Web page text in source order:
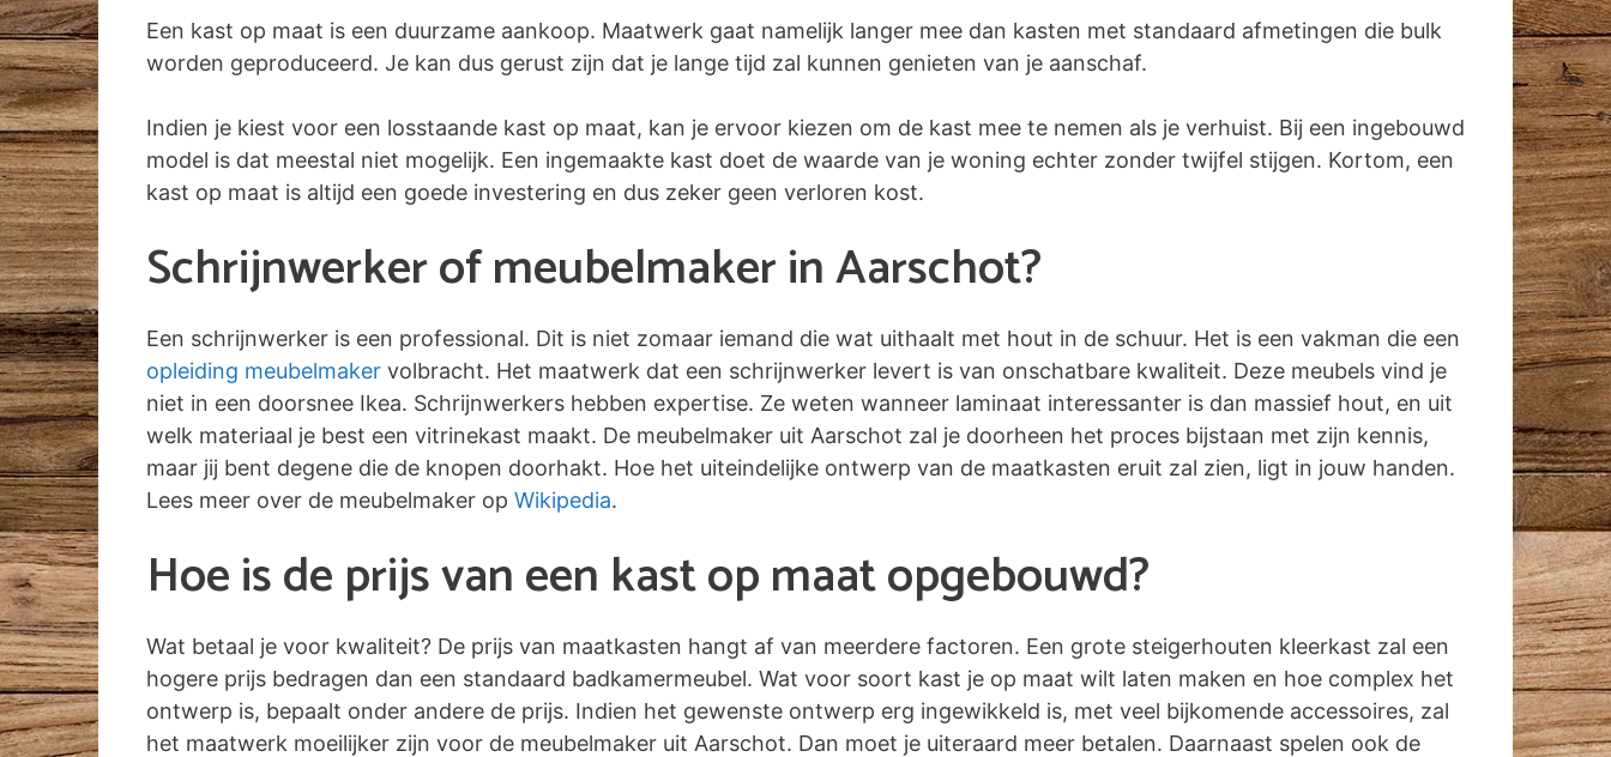
Een kast op maat is een duurzame aankoop. Maatwerk gaat namelijk langer mee dan kasten met standaard afmetingen die bulk
worden geproduceerd. Je kan dus gerust zijn dat je lange tijd zal kunnen genieten van je aanschaf.
Indien je kiest voor een losstaande kast op maat, kan je ervoor kiezen om de kast mee te nemen als je verhuist. Bij een ingebouwd
model is dat meestal niet mogelijk. Een ingemaakte kast doet de waarde van je woning echter zonder twijfel stijgen. Kortom, een
kast op maat is altijd een goede investering en dus zeker geen verloren kost.
Schrijnwerker of meubelmaker in Aarschot?
Een schrijnwerker is een professional. Dit is niet zomaar iemand die wat uithaalt met hout in de schuur. Het is een vakman die een
opleiding meubelmaker volbracht. Het maatwerk dat een schrijnwerker levert is van onschatbare kwaliteit. Deze meubels vind je
niet in een doorsnee Ikea. Schrijnwerkers hebben expertise. Ze weten wanneer laminaat interessanter is dan massief hout, en uit
welk materiaal je best een vitrinekast maakt. De meubelmaker uit Aarschot zal je doorheen het proces bijstaan met zijn kennis,
maar jij bent degene die de knopen doorhakt. Hoe het uiteindelijke ontwerp van de maatkasten eruit zal zien, ligt in jouw handen.
Lees meer over de meubelmaker op Wikipedia.
Hoe is de prijs van een kast op maat opgebouwd?
Wat betaal je voor kwaliteit? De prijs van maatkasten hangt af van meerdere factoren. Een grote steigerhouten kleerkast zal een
hogere prijs bedragen dan een standaard badkamermeubel. Wat voor soort kast je op maat wilt laten maken en hoe complex het
ontwerp is, bepaalt onder andere de prijs. Indien het gewenste ontwerp erg ingewikkeld is, met veel bijkomende accessoires, zal
het maatwerk moeilijker zijn voor de meubelmaker uit Aarschot. Dan moet je uiteraard meer betalen. Daarnaast spelen ook de